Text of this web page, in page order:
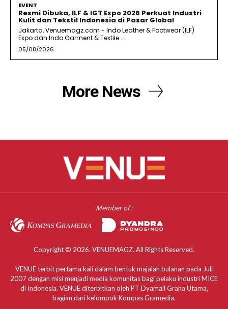
EVENT
Resmi Dibuka, ILF & IGT Expo 2026 Perkuat Industri
Kulit dan Tekstil Indonesia di Pasar Global
Jakarta, Venuemagz.com - Indo Leather & Footwear (ILF)
Expo dan Indo Garment & Textile...
05/08/2026
More News
Member of :
Copyright © 2026. VENUEMAGZ. All Rights Reserved.
VENUE terbit pertama kali dalam bentuk majalah bulanan pada Juli
2007 dengan misi menjadi media komunitas bagi pelaku industri MICE
di Indonesia. VENUE diterbitkan oleh PT Dyamall Graha Utama,
bagian dari kelompok Kompas Gramedia.